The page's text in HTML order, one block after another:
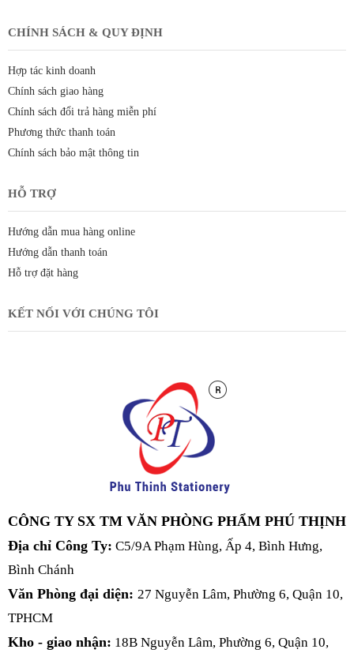
CHÍNH SÁCH & QUY ĐỊNH
Hợp tác kinh doanh
Chính sách giao hàng
Chính sách đổi trả hàng miễn phí
Phương thức thanh toán
Chính sách bảo mật thông tin
HỖ TRỢ
Hướng dẫn mua hàng online
Hướng dẫn thanh toán
Hỗ trợ đặt hàng
KẾT NỐI VỚI CHÚNG TÔI
CÔNG TY SX TM VĂN PHÒNG PHẨM PHÚ THỊNH
Địa chỉ Công Ty: C5/9A Phạm Hùng, Ấp 4, Bình Hưng,
Bình Chánh
Văn Phòng đại diện: 27 Nguyễn Lâm, Phường 6, Quận 10,
TPHCM
Kho - giao nhận: 18B Nguyễn Lâm, Phường 6, Quận 10,